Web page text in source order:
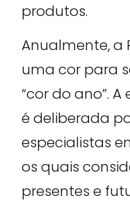
produtos.
Anualmente, a
uma cor para
“cor do ano”.
é deliberada
especialistas
os quais
presentes e